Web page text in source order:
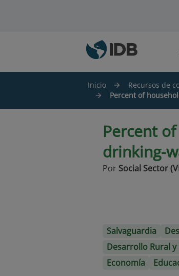
Inicio Recursos de
Percent of
Percent
drinking-
Por Social Sector
Salvaguardia
Desarrollo Rural
Economía